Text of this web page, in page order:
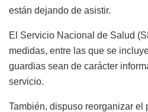
están dejando de asistir.
El Servicio Nacional de Salud
medidas, entre las que se
guardias sean de carácter
servicio.
También, dispuso reorganizar el